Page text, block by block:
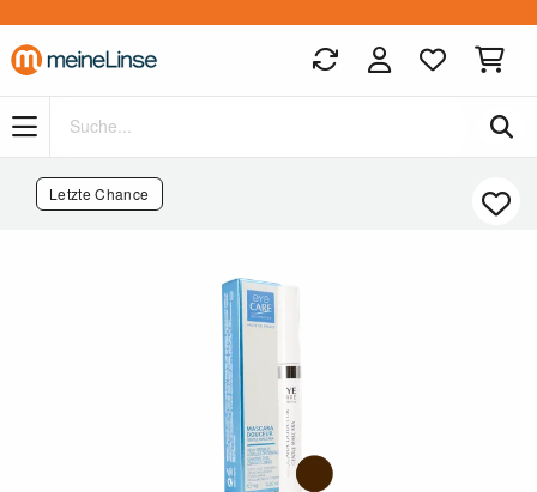
Zum Hauptinhalt springen
Letzte Chance